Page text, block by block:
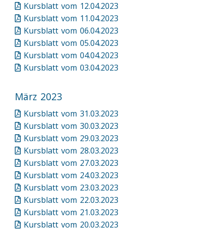
Kursblatt vom 12.04.2023
Kursblatt vom 11.04.2023
Kursblatt vom 06.04.2023
Kursblatt vom 05.04.2023
Kursblatt vom 04.04.2023
Kursblatt vom 03.04.2023
März 2023
Kursblatt vom 31.03.2023
Kursblatt vom 30.03.2023
Kursblatt vom 29.03.2023
Kursblatt vom 28.03.2023
Kursblatt vom 27.03.2023
Kursblatt vom 24.03.2023
Kursblatt vom 23.03.2023
Kursblatt vom 22.03.2023
Kursblatt vom 21.03.2023
Kursblatt vom 20.03.2023